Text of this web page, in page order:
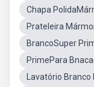
Chapa
Prateleira
BrancoSuper
PrimePara
Lavatório